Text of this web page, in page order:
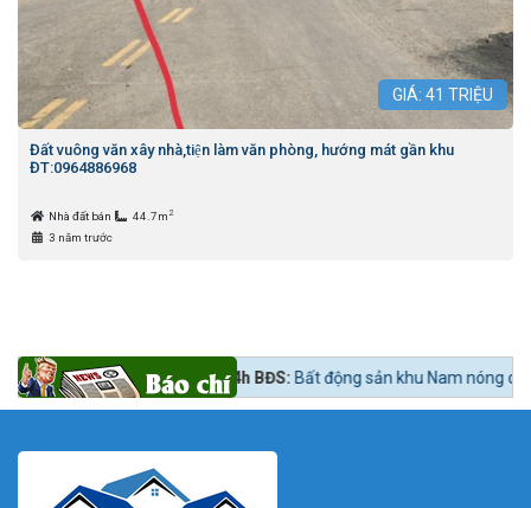
GIÁ: 41 TRIỆU
Đất vuông văn xây nhà,tiện làm văn phòng, hướng mát gần khu
ĐT:0964886968
Nhà đất bán 44.7m 2
3 năm trước
lúc mua? Tin tức 24h BĐS:Bất động sản khu Nam nóng dần theo